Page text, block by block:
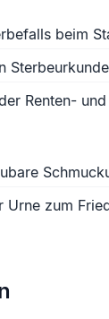
beim
Renten-
Urne zum